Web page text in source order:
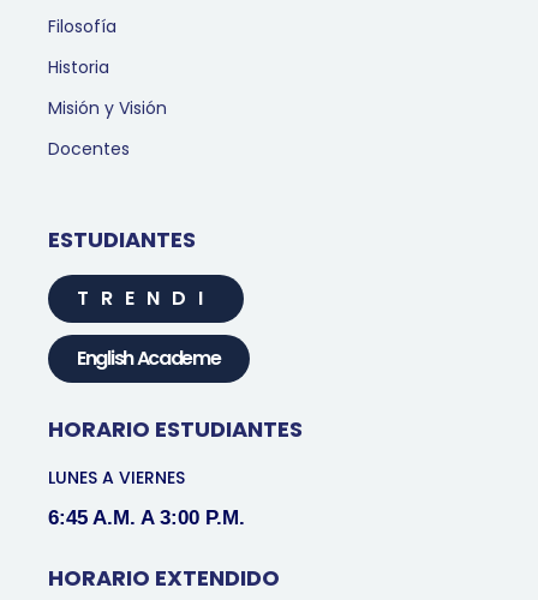
Filosofía
Historia
Misión y Visión
Docentes
ESTUDIANTES
TRENDI
English Academe
HORARIO ESTUDIANTES
LUNES A VIERNES
6:45 A.M. A 3:00 P.M.
HORARIO EXTENDIDO